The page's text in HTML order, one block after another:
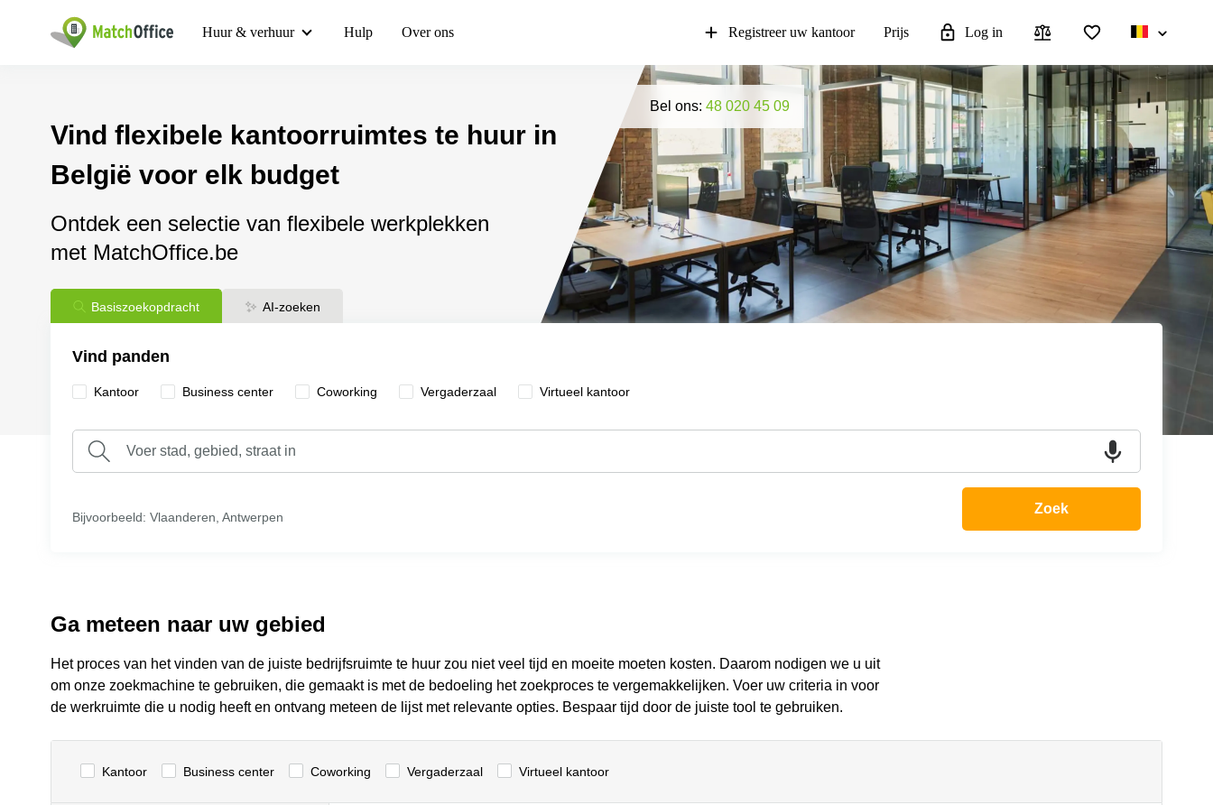
Huur & verhuur Hulp Over ons Registreer uw kantoor Prijs Log in
Bel ons: 48 020 45 09
Vind flexibele kantoorruimtes te huur in
België voor elk budget
Ontdek een selectie van flexibele werkplekken
met MatchOffice.be
Basiszoekopdracht AI-zoeken
Vind panden
Kantoor Business center Сoworking Vergaderzaal Virtueel kantoor
Bijvoorbeeld: Vlaanderen, Antwerpen
Zoek
Ga meteen naar uw gebied
Het proces van het vinden van de juiste bedrijfsruimte te huur zou niet veel tijd en moeite moeten kosten. Daarom nodigen we u uit
om onze zoekmachine te gebruiken, die gemaakt is met de bedoeling het zoekproces te vergemakkelijken. Voer uw criteria in voor
de werkruimte die u nodig heeft en ontvang meteen de lijst met relevante opties. Bespaar tijd door de juiste tool te gebruiken.
Kantoor Business center Сoworking Vergaderzaal Virtueel kantoor